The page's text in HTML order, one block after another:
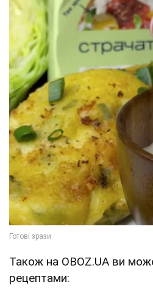
Також на OBOZ.UA ви
рецептами: